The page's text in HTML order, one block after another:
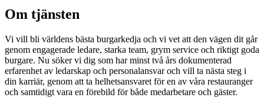
Om tjänsten
Vi vill bli världens bästa burgarkedja och vi vet att den vägen dit går
genom engagerade ledare, starka team, grym service och riktigt goda
burgare. Nu söker vi dig som har minst två års dokumenterad
erfarenhet av ledarskap och personalansvar och vill ta nästa steg i
din karriär, genom att ta helhetsansvaret för en av våra restauranger
och samtidigt vara en förebild för både medarbetare och gäster.